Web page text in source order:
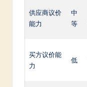
供应商议价
能力
中
等
买方议价能
力
低